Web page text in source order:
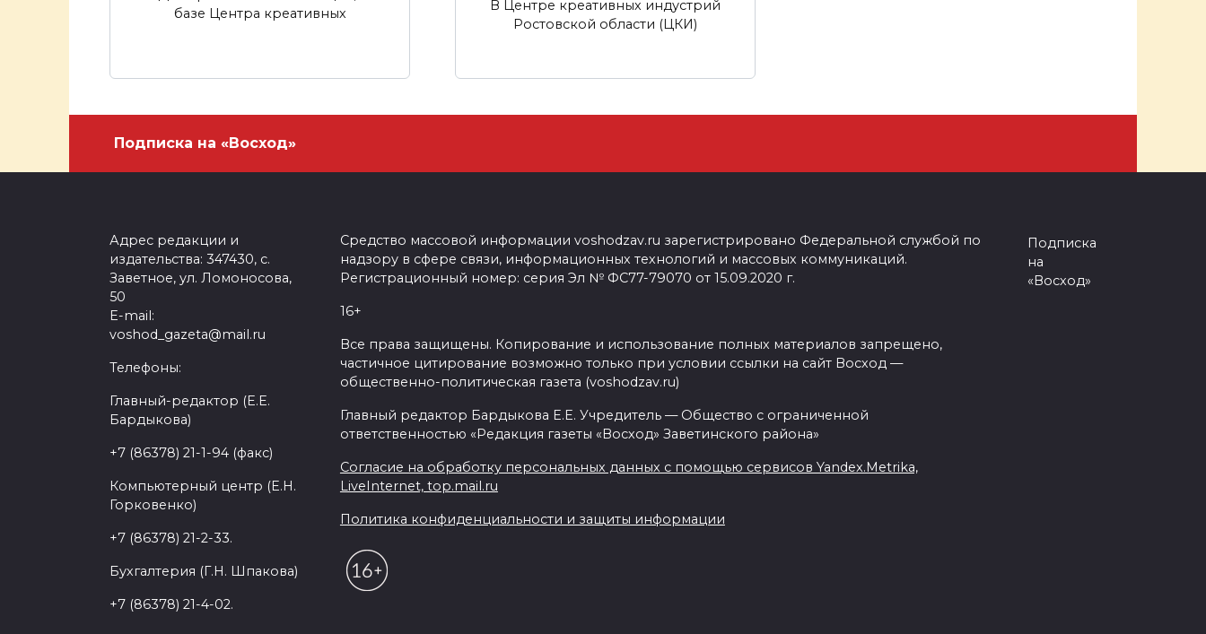
базе Центра креативных
В Центре креативных индустрий
Ростовской области (ЦКИ)
Подписка на «Восход»
Адрес редакции и
издательства: 347430, с.
Заветное, ул. Ломоносова,
50
E-mail:
voshod_gazeta@mail.ru
Телефоны:
Главный-редактор (Е.Е.
Бардыкова)
+7 (86378) 21-1-94 (факс)
Компьютерный центр (Е.Н.
Горковенко)
+7 (86378) 21-2-33.
Бухгалтерия (Г.Н. Шпакова)
+7 (86378) 21-4-02.
Средство массовой информации voshodzav.ru зарегистрировано Федеральной службой по
надзору в сфере связи, информационных технологий и массовых коммуникаций.
Регистрационный номер: серия Эл № ФС77-79070 от 15.09.2020 г.
16+
Все права защищены. Копирование и использование полных материалов запрещено,
частичное цитирование возможно только при условии ссылки на сайт Восход —
общественно-политическая газета (voshodzav.ru)
Главный редактор Бардыкова Е.Е. Учредитель — Общество с ограниченной
ответственностью «Редакция газеты «Восход» Заветинского района»
Согласие на обработку персональных данных с помощью сервисов Yandex.Metrika,
LiveInternet, top.mail.ru
Политика конфиденциальности и защиты информации
Подписка
на
«Восход»